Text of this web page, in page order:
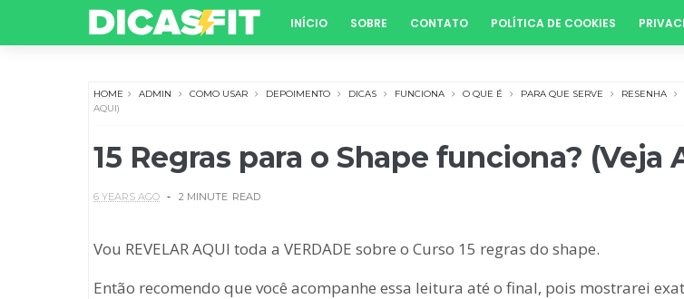
INÍCIO SOBRE CONTATO POLÍTICA DE COOKIES
HOME ADMIN COMO USAR DEPOIMENTO DICAS FUNCIONA O QUE É PARA QUE SERVE RESENHA
AQUI)
15 Regras para o Shape funciona? (Veja
6 YEARS AGO 2 MINUTE READ
Vou REVELAR AQUI toda a VERDADE sobre o Curso 15 regras do shape.
Então recomendo que você acompanhe essa leitura até o final, pois mostrarei